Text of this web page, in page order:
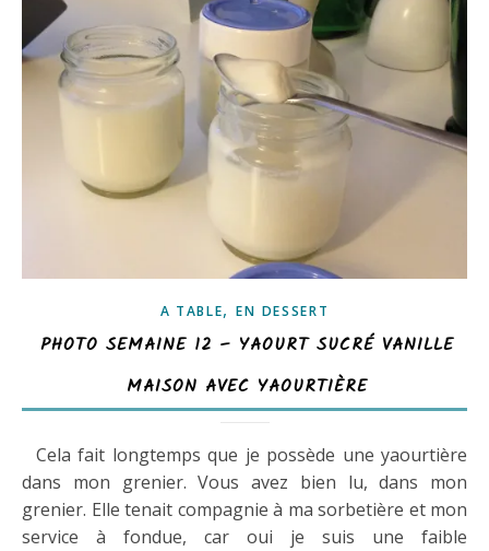
A TABLE,EN DESSERT
PHOTO SEMAINE 12 – YAOURT SUCRÉ VANILLE
MAISON AVEC YAOURTIÈRE
Cela fait longtemps que je possède une yaourtière
dans mon grenier. Vous avez bien lu, dans mon
grenier. Elle tenait compagnie à ma sorbetière et mon
service à fondue, car oui je suis une faible